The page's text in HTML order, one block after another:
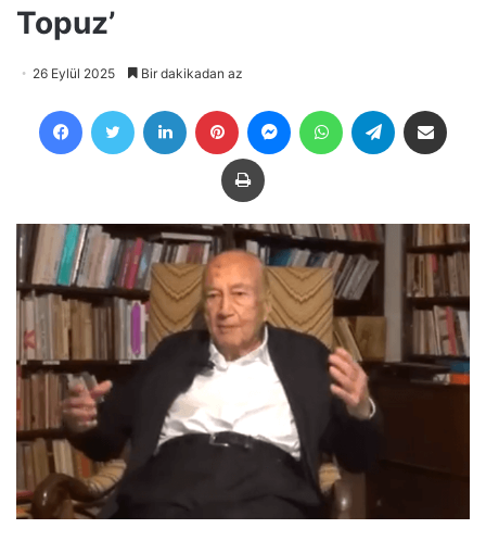
Topuz’
26 Eylül 2025 Bir dakikadan az
FacebookTwitter LinkedIn Pinterest MessengerWhatsAppTelegram
Yazdır